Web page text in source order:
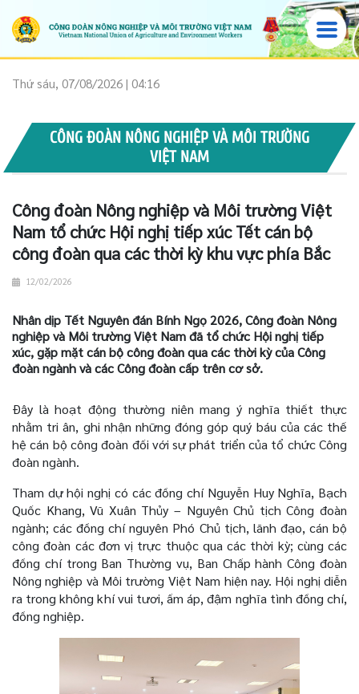
Thứ sáu, 07/08/2026 | 04:16
CÔNG ĐOÀN NÔNG NGHIỆP VÀ MÔI TRƯỜNG
VIỆT NAM
Công đoàn Nông nghiệp và Môi trường Việt
Nam tổ chức Hội nghị tiếp xúc Tết cán bộ
công đoàn qua các thời kỳ khu vực phía Bắc
12/02/2026
Nhân dịp Tết Nguyên đán Bính Ngọ 2026, Công đoàn Nông
nghiệp và Môi trường Việt Nam đã tổ chức Hội nghị tiếp
xúc, gặp mặt cán bộ công đoàn qua các thời kỳ của Công
đoàn ngành và các Công đoàn cấp trên cơ sở.
Đây là hoạt động thường niên mang ý nghĩa thiết thực
nhằm tri ân, ghi nhận những đóng góp quý báu của các thế
hệ cán bộ công đoàn đối với sự phát triển của tổ chức Công
đoàn ngành.
Tham dự hội nghị có các đồng chí Nguyễn Huy Nghĩa, Bạch
Quốc Khang, Vũ Xuân Thủy – Nguyên Chủ tịch Công đoàn
ngành; các đồng chí nguyên Phó Chủ tịch, lãnh đạo, cán bộ
công đoàn các đơn vị trực thuộc qua các thời kỳ; cùng các
đồng chí trong Ban Thường vụ, Ban Chấp hành Công đoàn
Nông nghiệp và Môi trường Việt Nam hiện nay. Hội nghị diễn
ra trong không khí vui tươi, ấm áp, đậm nghĩa tình đồng chí,
đồng nghiệp.